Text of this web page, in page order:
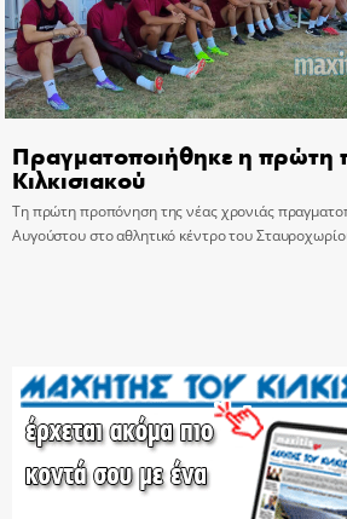
Πραγματοποιήθηκε η πρώτη
Κιλκισιακού
Τη πρώτη προπόνηση της νέας χρονιάς
Αυγούστου στο αθλητικό κέντρο του